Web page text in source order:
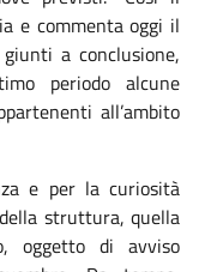
e commenta oggi il
a conclusione,
periodo alcune
all’ambito
e per la curiosità
struttura, quella
oggetto di avviso